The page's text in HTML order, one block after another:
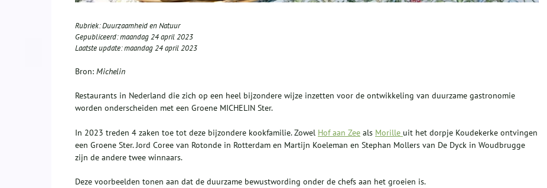
Rubriek:Duurzaamheid en Natuur
Gepubliceerd:maandag 24 april 2023
Laatste update:maandag 24 april 2023
Bron: Michelin
Restaurants in Nederland die zich op een heel bijzondere wijze inzetten voor de ontwikkeling van duurzame gastronomie
worden onderscheiden met een Groene MICHELIN Ster.
In 2023 treden 4 zaken toe tot deze bijzondere kookfamilie. Zowel Hof aan Zee als Morille uit het dorpje Koudekerke ontvingen
een Groene Ster. Jord Coree van Rotonde in Rotterdam en Martijn Koeleman en Stephan Mollers van De Dyck in Woudbrugge
zijn de andere twee winnaars.
Deze voorbeelden tonen aan dat de duurzame bewustwording onder de chefs aan het groeien is.